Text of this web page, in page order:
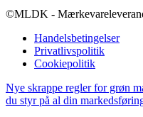
©MLDK -
Handelsbetingelser
Privatlivspolitik
Cookiepolitik
Nye skrappe regler for grøn
du styr på al din